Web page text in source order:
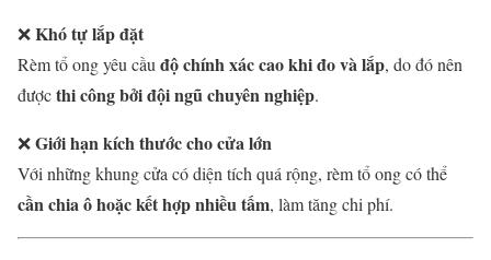
❌Khó tự lắp đặt
Rèm tổ ong yêu cầuđộ chính xác cao khi đo và lắp, do đó nên
đượcthi công bởi đội ngũ chuyên nghiệp.
❌Giới hạn kích thước cho cửa lớn
Với những khung cửa có diện tích quá rộng, rèm tổ ong có thể
cần chia ô hoặc kết hợp nhiều tấm, làm tăng chi phí.